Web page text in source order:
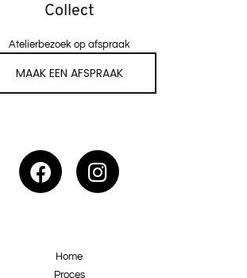
Collect
Atelierbezoek op afspraak
MAAK EEN AFSPRAAK
Home
Proces